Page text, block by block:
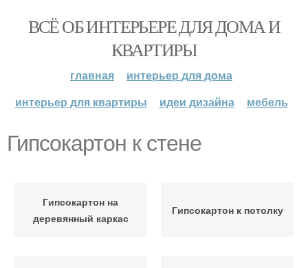
ВСЁ ОБ ИНТЕРЬЕРЕ ДЛЯ ДОМА И
КВАРТИРЫ
главная
интерьер для дома
интерьер для квартиры
идеи дизайна мебель
Гипсокартон к стене
Гипсокартон на
деревянный каркас
Гипсокартон к потолку